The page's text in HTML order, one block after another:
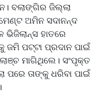
ବଲାଙ୍ଗିର ଜିଲ୍ଲା
ଅମିନ ସଦାନନ୍ଦ
ଭିଜିଲାନ୍ସ ହାତରେ
ପଟ୍ଟା ପ୍ରଦାନ ପାଇଁ
ମାଗିଥିଲେ। ସଂପୃକ୍ତ
ତାଙ୍କୁ ଧରିବା ପାଇଁ